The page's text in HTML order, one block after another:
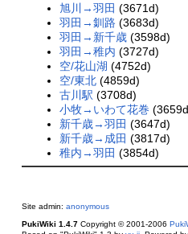
旭川→羽田 (3671d)
羽田→釧路 (3683d)
羽田→新千歳 (3598d)
羽田→稚内 (3727d)
空/花山湖 (4752d)
空/東北 (4859d)
古川駅 (3708d)
小牧→いわて花巻
新千歳→羽田 (3647d)
新千歳→成田 (3817d)
稚内→羽田 (3854d)
Site admin: anonymous
PukiWiki 1.4.7Copyright © 2001-2006